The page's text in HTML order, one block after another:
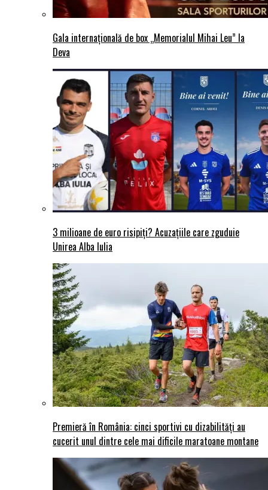
Gala internațională de box „Memorialul Mihai Leu” la
Deva
3 milioane de euro risipiți? Acuzațiile care zguduie
Unirea Alba Iulia
Premieră în România: cinci sportivi cu dizabilități au
cucerit unul dintre cele mai dificile maratoane montane